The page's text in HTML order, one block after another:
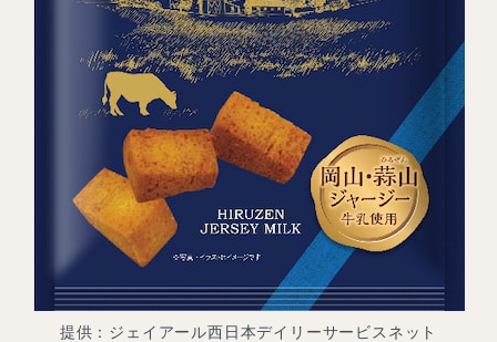
提供：ジェイアール西日本デイリーサービスネット